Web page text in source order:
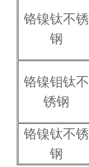
铬镍钛不锈
钢
铬镍钼钛不
锈钢
铬镍钛不锈
钢